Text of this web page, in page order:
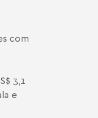
com
3,1
e